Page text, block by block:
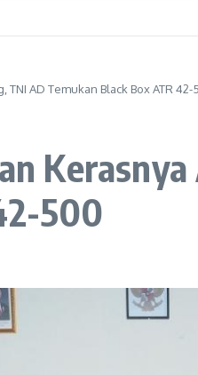
AD Temukan Black Box ATR 42-
500